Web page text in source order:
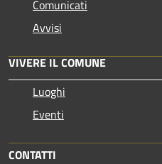
Comunicati
Avvisi
VIVERE IL COMUNE
Luoghi
Eventi
CONTATTI